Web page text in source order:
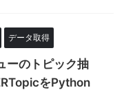
データ取得
ーのトピック抽
をPython